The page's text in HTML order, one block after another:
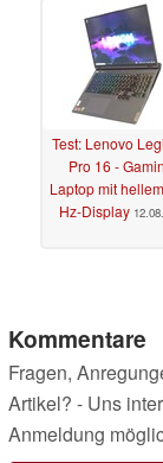
Test: Lenovo
Pro 16 -
Laptop mit
Hz-Display
Kommentare
Fragen,
Artikel? - Uns
Anmeldung